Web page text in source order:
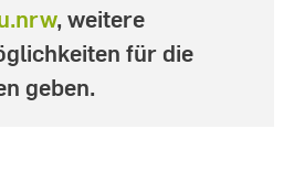
, weitere
für die
geben.